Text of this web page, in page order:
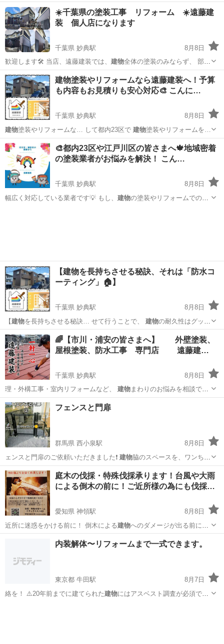
千葉 千葉市 千葉寺駅 マッサージ
☀️千葉県の塗装工事 リフォーム ☀️遠藤建
装 個人店になります
千葉県 妙典駅
8月8日
歓迎します🛠️ 当店、遠藤建装では、 建物全体の塗装のみならず、 部分
的な補修や…
千葉 市川市 妙典駅 その他 塗装工事
建物塗装やリフォームなら遠藤建装へ！予算
も内容もお見積りも安心対応🎨 こんに…
千葉県 妙典駅
8月8日
建物塗装やリフォームな… して都内23区で 建物塗装やリフォームを…
千葉 市川市 妙典駅 リフォーム 建物
🎨都内23区や江戸川区の皆さまへ🍁地域密着
の塗装業者がお悩みを解決！ こん…
千葉県 妙典駅
8月8日
幅広く対応している業者です💡 もし、 建物の塗装やリフォームでの悩
【建物を長持ちさせる秘訣、それは「防水コ
ーティング」🏠】
千葉県 妙典駅
8月8日
【建物を長持ちさせる秘訣… せて行うことで、 建物の耐久性はグッと
向…
千葉 市川市 妙典駅 その他 建物
🌈【市川・浦安の皆さまへ】 外壁塗装、
屋根塗装、防水工事 専門店 遠藤建…
千葉県 妙典駅
8月8日
理・外構工事・室内リフォームなど、 建物まわりのお悩みを相談でき
る専門店です😊…
千葉 市川市 妙典駅 リフォーム
フェンスと門扉
群馬県 西小泉駅
8月8日
ェンスと門扉のご依頼いただきました❗ 建物脇のスペースを、ワンちゃ
んを遊ばせる(…
群馬 邑楽郡 西小泉駅 その他 フェンス
庭木の伐採・特殊伐採承ります！台風や大雨
による倒木の前に！ご近所様の為にも伐採…
愛知県 神領駅
8月8日
近所に迷惑をかける前に！ 倒木による建物へのダメージが出る前に！
枯れた木や…名古屋市 神領駅
内装解体〜リフォームまで一式できます。
東京都 牛田駅
8月7日
絡を！ ⚠️20年前までに建てられた建物にはアスベスト調査が必須です